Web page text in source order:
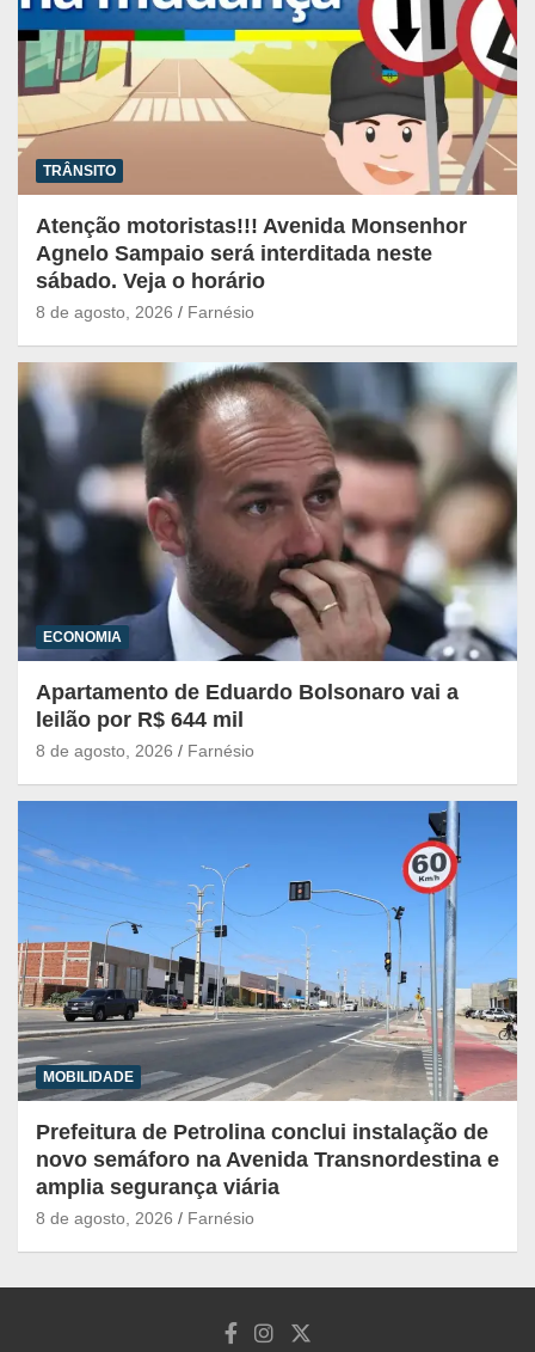
TRÂNSITO
Atenção motoristas!!! Avenida Monsenhor
Agnelo Sampaio será interditada neste
sábado. Veja o horário
8 de agosto, 2026 Farnésio
ECONOMIA
Apartamento de Eduardo Bolsonaro vai a
leilão por R$ 644 mil
8 de agosto, 2026 Farnésio
MOBILIDADE
Prefeitura de Petrolina conclui instalação de
novo semáforo na Avenida Transnordestina e
amplia segurança viária
8 de agosto, 2026 Farnésio